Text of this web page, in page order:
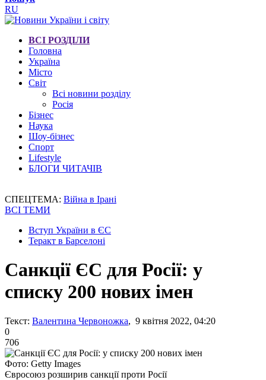
RU
ВСІ РОЗДІЛИ
Головна
Україна
Місто
Світ
Всі новини розділу
Росія
Бізнес
Наука
Шоу-бізнес
Спорт
Lifestyle
БЛОГИ ЧИТАЧІВ
СПЕЦТЕМА: Війна в Ірані
ВСІ ТЕМИ
Вступ України в ЄС
Теракт в Барселоні
Санкції ЄС для Росії: у
списку 200 нових імен
Текст: Валентина Червоножка, 9 квітня 2022, 04:20
0
706
Фото: Getty Images
Євросоюз розширив санкції проти Росії